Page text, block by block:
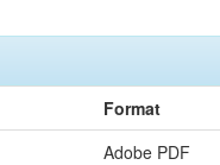
Format
Adobe PDF